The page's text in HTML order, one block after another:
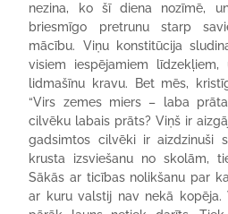
nezina, ko šī diena nozīmē,
briesmīgo pretrunu starp
mācību. Viņu konstitūcija
visiem iespējamiem
lidmašīnu kravu. Bet mēs,
“Virs zemes miers – laba
cilvēku labais prāts? Viņš ir
gadsimtos cilvēki ir aizdzinuši
krusta izsviešanu no skolām,
Sākās ar ticības nolikšanu par
ar kuru valstij nav nekā kopēja.